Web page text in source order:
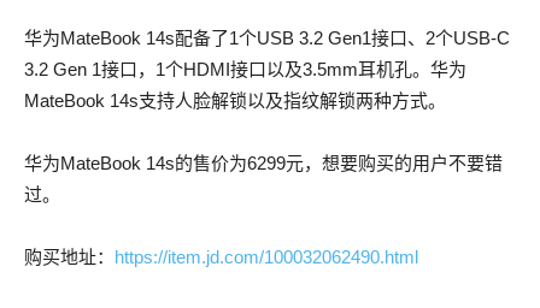
华为MateBook 14s配备了1个USB 3.2 Gen1接口、2个USB-C
3.2 Gen 1接口，1个HDMI接口以及3.5mm耳机孔。华为
MateBook 14s支持人脸解锁以及指纹解锁两种方式。
华为MateBook 14s的售价为6299元，想要购买的用户不要错
过。
购买地址： https://item.jd.com/100032062490.html